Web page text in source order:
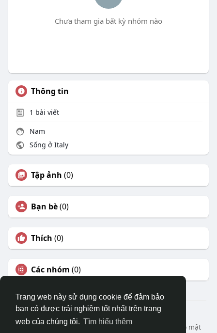
Trang web này sử dụng cookie để đảm bảo
bạn có được trải nghiệm tốt nhất trên trang
web của chúng tôi. Tìm hiểu thêm
Chưa tham gia bất kỳ nhóm nào
Thông tin
1 bài viết
Nam
Sống ở Italy
Tập ảnh (0)
Bạn bè(0)
Thích (0)
Các nhóm (0)
© 2026 DRVIET.COM
Nhà
Bao Quát Liên hệ chúng tôi
Chính sách bảo mật